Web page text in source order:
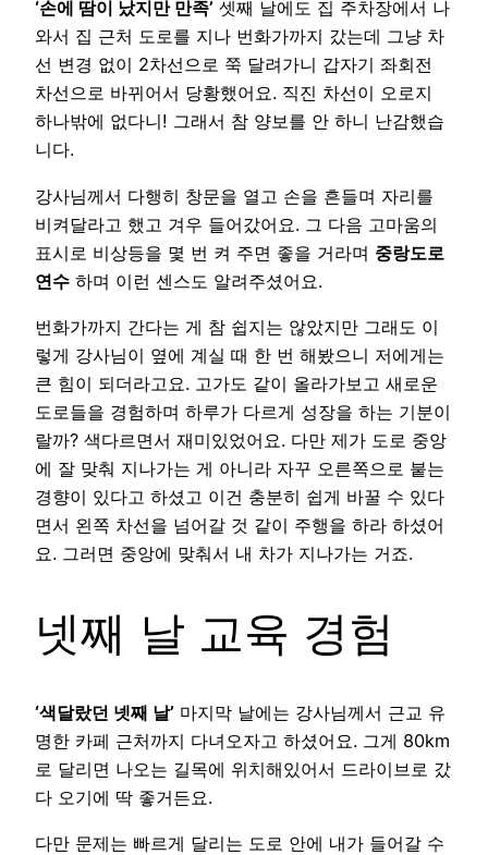
‘손에 땀이 났지만 만족’ 셋째 날에도 집 주차장에서 나
와서 집 근처 도로를 지나 번화가까지 갔는데 그냥 차
선 변경 없이 2차선으로 쭉 달려가니 갑자기 좌회전
차선으로 바뀌어서 당황했어요. 직진 차선이 오로지
하나밖에 없다니! 그래서 참 양보를 안 하니 난감했습
니다.
강사님께서 다행히 창문을 열고 손을 흔들며 자리를
비켜달라고 했고 겨우 들어갔어요. 그 다음 고마움의
표시로 비상등을 몇 번 켜 주면 좋을 거라며 중랑도로
연수 하며 이런 센스도 알려주셨어요.
번화가까지 간다는 게 참 쉽지는 않았지만 그래도 이
렇게 강사님이 옆에 계실 때 한 번 해봤으니 저에게는
큰 힘이 되더라고요. 고가도 같이 올라가보고 새로운
도로들을 경험하며 하루가 다르게 성장을 하는 기분이
랄까? 색다르면서 재미있었어요. 다만 제가 도로 중앙
에 잘 맞춰 지나가는 게 아니라 자꾸 오른쪽으로 붙는
경향이 있다고 하셨고 이건 충분히 쉽게 바꿀 수 있다
면서 왼쪽 차선을 넘어갈 것 같이 주행을 하라 하셨어
요. 그러면 중앙에 맞춰서 내 차가 지나가는 거죠.
넷째 날 교육 경험
‘색달랐던 넷째 날’ 마지막 날에는 강사님께서 근교 유
명한 카페 근처까지 다녀오자고 하셨어요. 그게 80km
로 달리면 나오는 길목에 위치해있어서 드라이브로 갔
다 오기에 딱 좋거든요.
다만 문제는 빠르게 달리는 도로 안에 내가 들어갈 수